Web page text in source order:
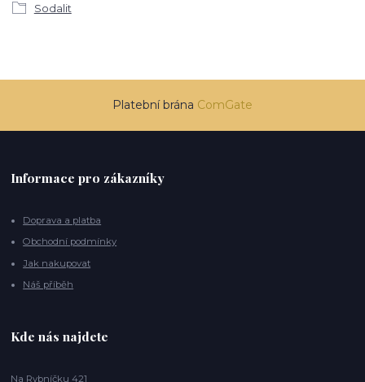
Sodalit
Platební brána ComGate
Informace pro zákazníky
Doprava a platba
Obchodní podmínky
Jak nakupovat
Náš příběh
Kde nás najdete
Na Rybníčku 421